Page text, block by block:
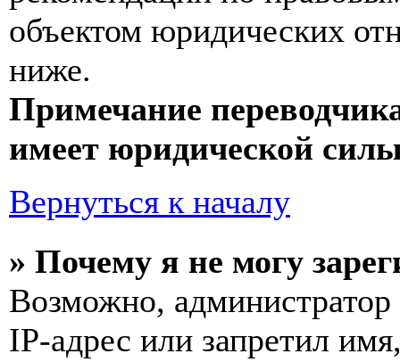
объектом юридических
ниже.
Примечание
имеет юридической
Вернуться к началу
» Почему я не могу
Возможно,
IP-адрес или запретил